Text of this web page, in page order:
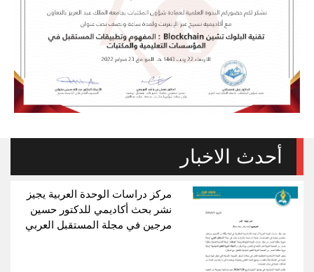
أحدث الاخبار
مركز دراسات الوحدة العربية يجيز
نشر بحث أكاديمي للدكتور حسين
مرجين في مجلة المستقبل العربي